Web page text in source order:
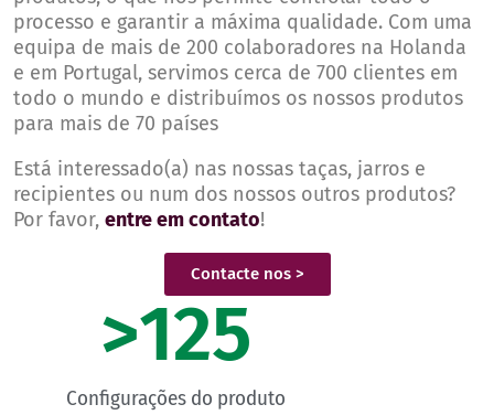
processo e garantir a máxima qualidade. Com uma
equipa de mais de 200 colaboradores na Holanda
e em Portugal, servimos cerca de 700 clientes em
todo o mundo e distribuímos os nossos produtos
para mais de 70 países
Está interessado(a) nas nossas taças, jarros e
recipientes ou num dos nossos outros produtos?
Por favor, entre em contato!
Contacte nos >
Configurações do produto
>125